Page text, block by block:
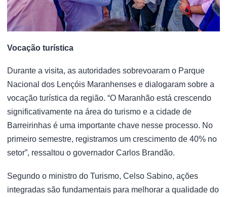
Vocação turística
Durante a visita, as autoridades sobrevoaram o Parque
Nacional dos Lençóis Maranhenses e dialogaram sobre a
vocação turística da região. “O Maranhão está crescendo
significativamente na área do turismo e a cidade de
Barreirinhas é uma importante chave nesse processo. No
primeiro semestre, registramos um crescimento de 40% no
setor”, ressaltou o governador Carlos Brandão.
Segundo o ministro do Turismo, Celso Sabino, ações
integradas são fundamentais para melhorar a qualidade do